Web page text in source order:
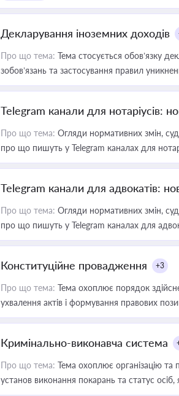
Декларування іноземних доходів
Про що тема: Тема стосується обов’язку
зобов’язань та застосування правил
Telegram канали для нотаріусів:
Про що тема: Огляди нормативних змін,
про що пишуть у Telegram каналах для
Telegram канали для адвокатів:
Про що тема: Огляди нормативних змін,
про що пишуть у Telegram каналах для
Конституційне провадження +3
Про що тема: Тема охоплює порядок
ухвалення актів і формування правових
Кримінально-виконавча система
Про що тема: Тема охоплює організацію та
установ виконання покарань та статус осіб,